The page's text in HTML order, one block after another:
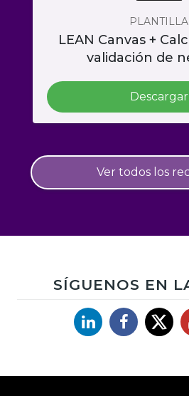
PLANTILLA
LEAN Canvas +
validación de
Descargar
Ver todos los
SÍGUENOS EN
LinkedinFacebook
X